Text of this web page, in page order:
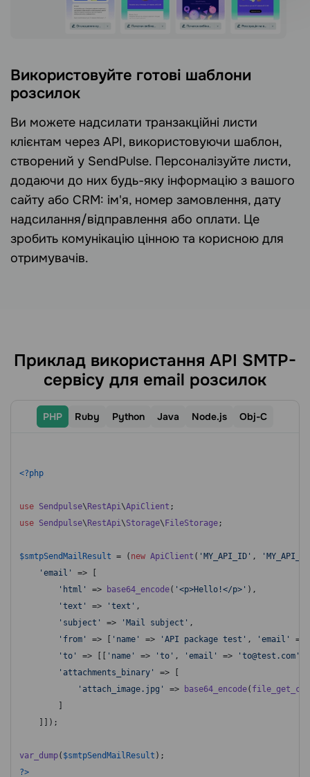
Використовуйте готові шаблони
розсилок
Ви можете надсилати транзакційні листи
клієнтам через API, використовуючи шаблон,
створений у SendPulse. Персоналізуйте листи,
додаючи до них будь-яку інформацію з вашого
сайту або CRM: ім'я, номер замовлення, дату
надсилання/відправлення або оплати. Це
зробить комунікацію цінною та корисною для
отримувачів.
Приклад використання API SMTP-
сервісу для email розсилок
PHP Ruby Python Java Node.js Оbj-C
<?php
use Sendpulse\ RestApi\ApiClient
use Sendpulse\ RestApi\Storage\ FileStorage;
$smtpSendMailResult = ( new ApiClient ( 'MY_API_ID' ,
'email'
=> [
'html'
=> base64_encode( '<p>Hello!</p>' ),
'text'
=> 'text' ,
'subject'
=> 'Mail subject' ,
'from'
=> [ 'name' => 'API package test' , 'email'
=>
'to'
=> [[ 'name' => 'to' , 'email' => 'to@test.com'
'attachments_binary'
=> [
'attach_image.jpg'
=> base64_encode(
    ]]);
var_dump( $smtpSendMailResult
?>